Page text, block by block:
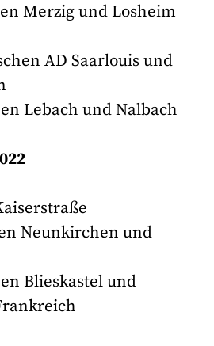
Merzig und Losheim
AD Saarlouis und
Lebach und Nalbach
Neunkirchen und
Blieskastel und